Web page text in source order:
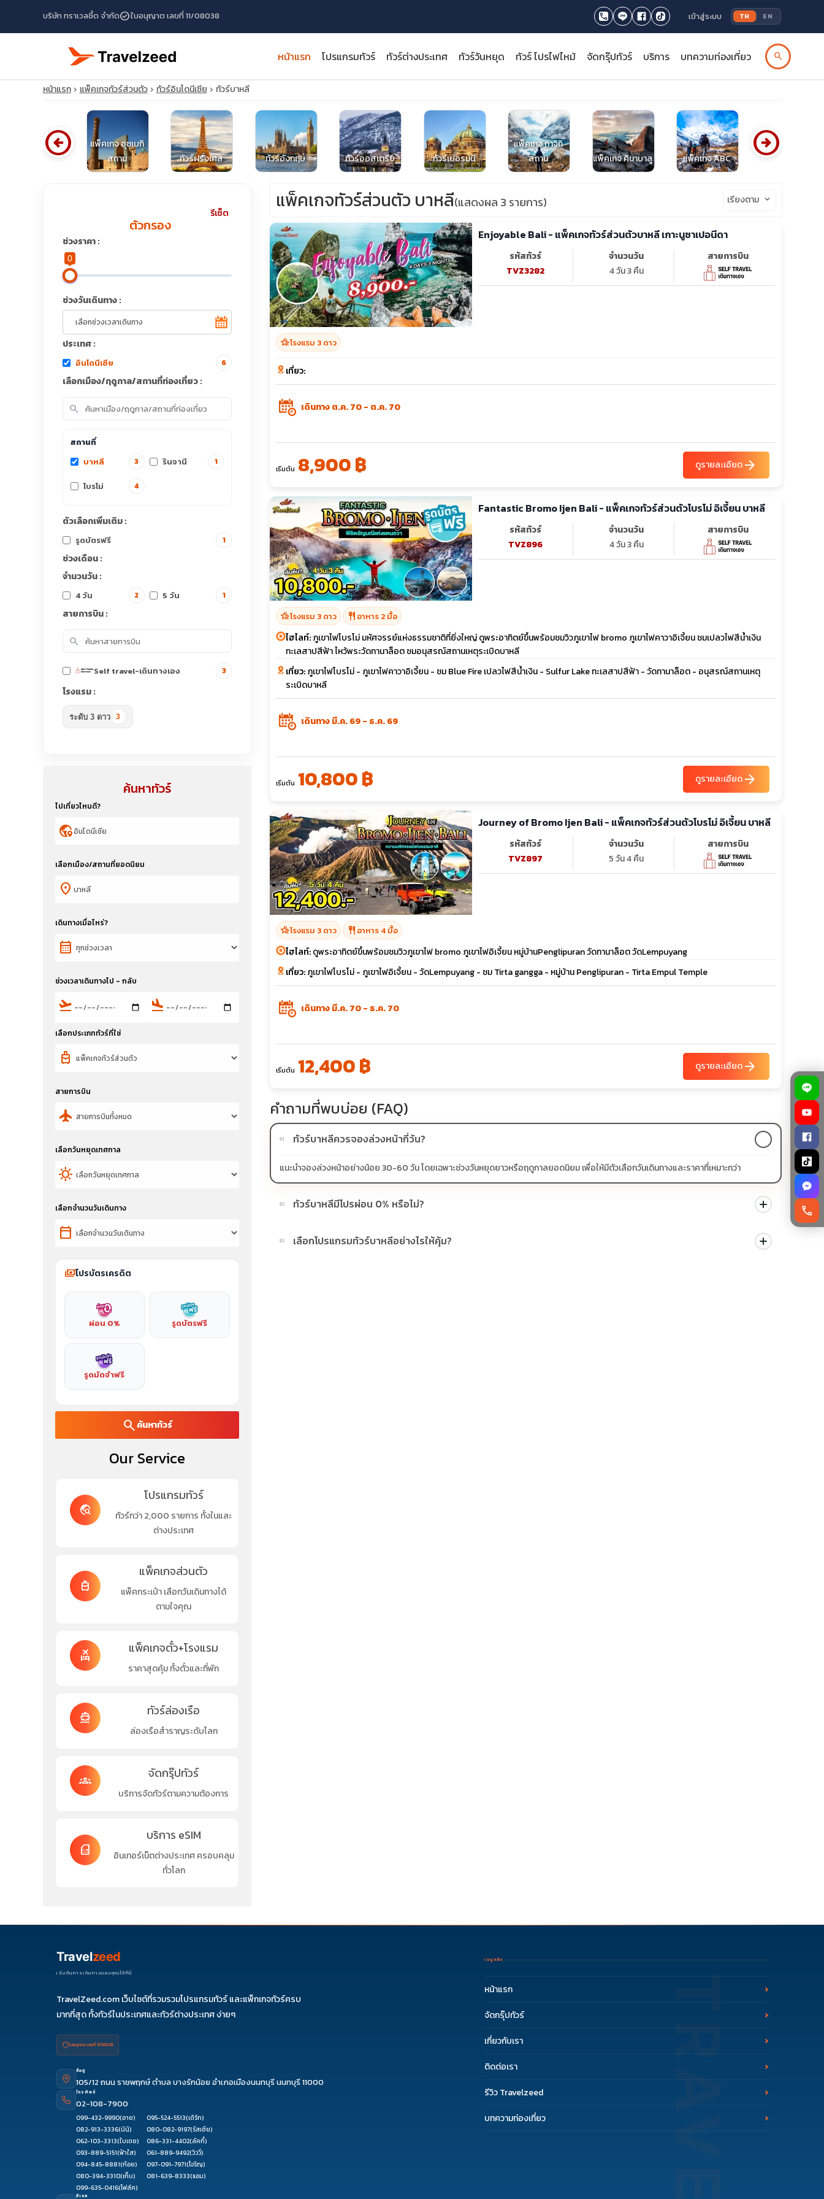
บริษัท ทราเวลซี้ด จำกัดcheck_circleใบอนุญาต เลขที่ 11/08038 เข้าสู่ระบบ TH EN
หน้าแรก โปรแกรมทัวร์ ทัวร์ต่างประเทศ ทัวร์วันหยุด ทัวร์ โปรไฟไหม้ จัดกรุ๊ปทัวร์ บริการ บทความท่องเที่ยว search
close
หน้าแรก แพ็คเกจทัวร์ส่วนตัว ทัวร์อินโดนีเซีย ทัวร์บาหลี
แพ็คเกจ
แพ็คเกจ อุซเบกิ
สถาน
ทัวร์ฝรั่งเศส ทัวร์อังกฤษ ทัวร์ออสเตรีย ทัวร์เยอรมนี
แพ็คเกจ ทาจิกิ
สถาน
แพ็คเกจ คินาบาลู แพ็คเกจ ABC
arrow_circle_left arrow_circle_right
รีเซ็ต
ตัวกรอง
ช่วงราคา :
0
ช่วงวันเดินทาง :
ประเทศ :
อินโดนีเซีย 6
เลือกเมือง/ฤดูกาล/สถานที่ท่องเที่ยว :
search
สถานที่
บาหลี
3 รินจานี 1
โบรโม่ 4
ตัวเลือกเพิ่มเติม :
รูดบัตรฟรี 1
ช่วงเดือน :
จำนวนวัน :
4 วัน 2 5 วัน 1
สายการบิน :
search
Self travel-เดินทางเอง 3
โรงแรม :
ระดับ 3 ดาว 3
ค้นหาทัวร์
ไปเที่ยวไหนดี?
globe_location_pin
เลือกเมือง/สถานที่ยอดนิยม
location_on
เดินทางเมื่อไหร่?
calendar_month
ช่วงเวลาเดินทางไป - กลับ
flight_takeoff flight_land
เลือกประเภททัวร์ที่ใช่
travel_luggage_and_bags
สายการบิน
flight
เลือกวันหยุดเทศกาล
sunny
เลือกจำนวนวันเดินทาง
calendar_today
paymentsโปรบัตรเครดิต
ผ่อน 0% รูดบัตรฟรี
รูดมัดจำฟรี
search ค้นหาทัวร์
Our Service
travel_explore
โปรแกรมทัวร์
ทัวร์กว่า 2,000 รายการ ทั้งในและ
ต่างประเทศ
travel_luggage_and_bags
แพ็คเกจส่วนตัว
แพ็คกระเป๋า เลือกวันเดินทางได้
ตามใจคุณ
flights_and_hotels แพ็คเกจตั๋ว+โรงแรม
ราคาสุดคุ้ม ทั้งตั๋วและที่พัก
directions_boat ทัวร์ล่องเรือ
ล่องเรือสำราญระดับโลก
groups จัดกรุ๊ปทัวร์
บริการจัดทัวร์ตามความต้องการ
sim_card
บริการ eSIM
อินเทอร์เน็ตต่างประเทศ ครอบคลุม
ทั่วโลก
แพ็คเกจทัวร์ส่วนตัว บาหลี(แสดงผล 3 รายการ) เรียงตาม keyboard_arrow_down
Enjoyable Bali - แพ็คเกจทัวร์ส่วนตัวบาหลี เกาะนูซาเปอนีดา
รหัสทัวร์
TVZ3282
จำนวนวัน
4 วัน 3 คืน
สายการบิน
hotel_classโรงแรม 3 ดาว
เที่ยว:
เดินทาง ต.ค. 70 - ต.ค. 70
เริ่มต้น 8,900 ฿ ดูรายละเอียดarrow_forward
Fantastic Bromo Ijen Bali - แพ็คเกจทัวร์ส่วนตัวโบรโม่ อิเจี้ยน บาหลี
รหัสทัวร์
TVZ896
จำนวนวัน
4 วัน 3 คืน
สายการบิน
hotel_classโรงแรม 3 ดาว restaurant อาหาร 2 มื้อ
ไฮไลท์:ภูเขาไฟโบรโม่ มหัศจรรย์แห่งธรรมชาติที่ยิ่งใหญ่ ดูพระอาทิตย์ขึ้นพร้อมชมวิวภูเขาไฟ bromo ภูเขาไฟคาวาอิเจี้ยน ชมเปลวไฟสีน้ำเงิน
ทะเลสาปสีฟ้า ไหว้พระวัดทานาล็อต ชมอนุสรณ์สถานเหตุระเบิดบาหลี
เที่ยว:ภูเขาไฟโบรโม่ - ภูเขาไฟคาวาอิเจี้ยน - ชม Blue Fire เปลวไฟสีน้ำเงิน - Sulfur Lake ทะเลสาปสีฟ้า - วัดทานาล็อต - อนุสรณ์สถานเหตุ
ระเบิดบาหลี
เดินทาง มี.ค. 69 - ธ.ค. 69
เริ่มต้น 10,800 ฿ ดูรายละเอียดarrow_forward
Journey of Bromo Ijen Bali - แพ็คเกจทัวร์ส่วนตัวโบรโม่ อิเจี้ยน บาหลี
รหัสทัวร์
TVZ897
จำนวนวัน
5 วัน 4 คืน
สายการบิน
hotel_classโรงแรม 3 ดาว restaurant อาหาร 4 มื้อ
ไฮไลท์:ดูพระอาทิตย์ขึ้นพร้อมชมวิวภูเขาไฟ bromo ภูเขาไฟอิเจี้ยน หมู่บ้านPenglipuran วัดทานาล็อต วัดLempuyang
เที่ยว:ภูเขาไฟโบรโม่ - ภูเขาไฟอิเจี้ยน - วัดLempuyang - ชม Tirta gangga - หมู่บ้าน Penglipuran - Tirta Empul Temple
เดินทาง มี.ค. 70 - ธ.ค. 70
เริ่มต้น 12,400 ฿ ดูรายละเอียดarrow_forward
คำถามที่พบบ่อย (FAQ)
01 ทัวร์บาหลีควรจองล่วงหน้ากี่วัน?
แนะนำจองล่วงหน้าอย่างน้อย 30-60 วัน โดยเฉพาะช่วงวันหยุดยาวหรือฤดูกาลยอดนิยม เพื่อให้มีตัวเลือกวันเดินทางและราคาที่เหมาะกว่า
02 ทัวร์บาหลีมีโปรผ่อน 0% หรือไม่?
บางโปรแกรมมีโปรผ่อน 0% หรือโปรโมชั่นบัตรเครดิตตามเงื่อนไขที่บริษัทกำหนด สามารถดูสัญลักษณ์โปรโมชั่นในรายการทัวร์แต่ละรายการได้
03 เลือกโปรแกรมทัวร์บาหลีอย่างไรให้คุ้ม?
call
Travelzeed
เริ่มต้นการเดินทางของคุณได้ที่นี่
TravelZeed.com เว็บไซต์ที่รวมรวมโปรแกรมทัวร์ และแพ็กเกจทัวร์ครบ
มากที่สุด ทั้งทัวร์ในประเทศและทัวร์ต่างประเทศ ง่ายๆ
ใบอนุญาต เลขที่ 11/08038
ที่อยู่
105/12 ถนน ราชพฤกษ์ ตำบล บางรักน้อย อำเภอเมืองนนทบุรี นนทบุรี 11000
โทรศัพท์
02-108-7900
099-432-9990(อาย) 095-524-5513(เติร์ก)
082-913-3336(นินิ) 080-082-9197(รัสเซีย)
062-103-3313(ใบเตย) 086-331-4402(ลัคกี้)
093-889-5151(ฟ้าใส) 061-889-9492(วิววี่)
094-845-8881(ก้อย) 097-091-7971(โจริญ)
080-394-3310(เก็บ) 081-639-8333(แอม)
099-635-0416(โฟล์ค)
อีเมล
เมนูหลัก
หน้าแรก
จัดกรุ๊ปทัวร์
เกี่ยวกับเรา
ติดต่อเรา
รีวิว Travelzeed
บทความท่องเที่ยว